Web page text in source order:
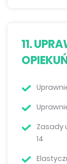
11.
Zasady
14